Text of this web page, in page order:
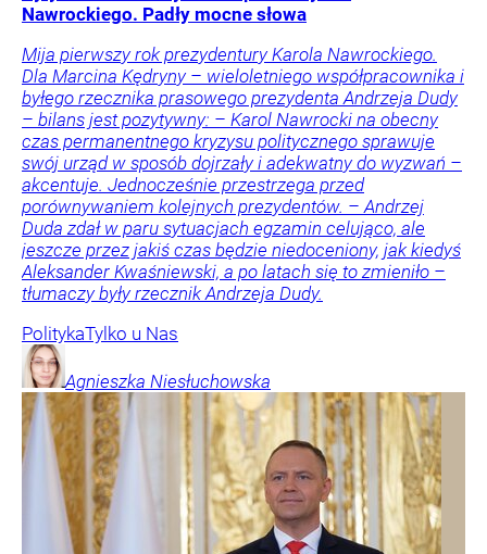
Nawrockiego. Padły mocne słowa
Mija pierwszy rok prezydentury Karola Nawrockiego.
Dla Marcina Kędryny – wieloletniego współpracownika i
byłego rzecznika prasowego prezydenta Andrzeja Dudy
– bilans jest pozytywny: – Karol Nawrocki na obecny
czas permanentnego kryzysu politycznego sprawuje
swój urząd w sposób dojrzały i adekwatny do wyzwań –
akcentuje. Jednocześnie przestrzega przed
porównywaniem kolejnych prezydentów. – Andrzej
Duda zdał w paru sytuacjach egzamin celująco, ale
jeszcze przez jakiś czas będzie niedoceniony, jak kiedyś
Aleksander Kwaśniewski, a po latach się to zmieniło –
tłumaczy były rzecznik Andrzeja Dudy.
PolitykaTylko u Nas
Agnieszka Niesłuchowska